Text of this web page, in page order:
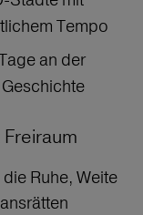
Tempo
an der
Ruhe, Weite